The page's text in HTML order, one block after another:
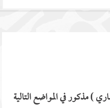
) مذكور في المواضع التالية